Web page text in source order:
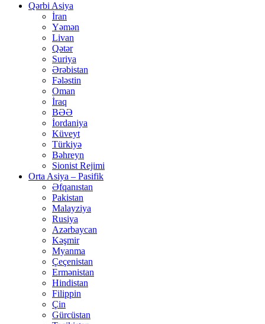
Qərbi Asiya
İran
Yəmən
Livan
Qətər
Suriya
Ərəbistan
Fələstin
Oman
İraq
BƏƏ
İordaniya
Küveyt
Türkiyə
Bəhreyn
Sionist Rejimi
Orta Asiya – Pasifik
Əfqanıstan
Pakistan
Malayziya
Rusiya
Azərbaycan
Kəşmir
Myanma
Çeçenistan
Ermənistan
Hindistan
Filippin
Çin
Gürcüstan